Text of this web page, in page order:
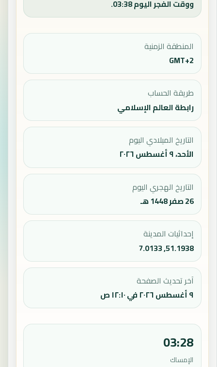
ووقت الفجر اليوم 03:38.
المنطقة الزمنية
GMT+2
طريقة الحساب
رابطة العالم الإسلامي
التاريخ الميلادي اليوم
الأحد، ٩ أغسطس ٢٠٢٦
التاريخ الهجري اليوم
26 صفر 1448 هـ
إحداثيات المدينة
51.1938, 7.0133
آخر تحديث الصفحة
٩ أغسطس ٢٠٢٦ في ١٢:١٠ ص
03:28
الإمساك